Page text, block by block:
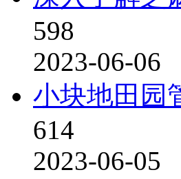
598
2023-06-06
小块地田园
614
2023-06-05